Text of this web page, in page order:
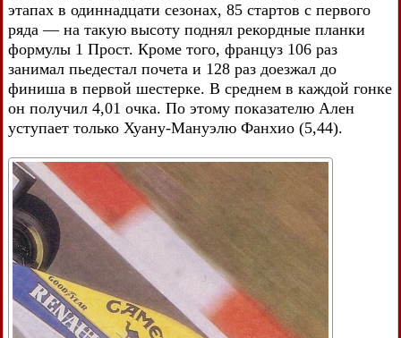
этапах в одиннадцати сезонах, 85 стартов с первого
ряда — на такую высоту поднял рекордные планки
формулы 1 Прост. Кроме того, француз 106 раз
занимал пьедестал почета и 128 раз доезжал до
финиша в первой шестерке. В среднем в каждой гонке
он получил 4,01 очка. По этому показателю Ален
уступает только Хуану-Мануэлю Фанхио (5,44).